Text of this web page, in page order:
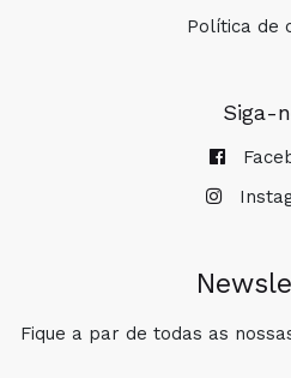
Política de
Siga-
Fique a par de todas as